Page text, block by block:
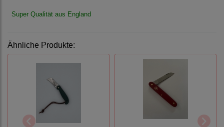
Super Qualität aus England
Ähnliche Produkte: